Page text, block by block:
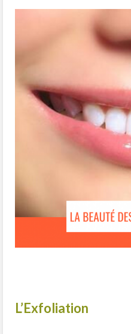
L’Exfoliation